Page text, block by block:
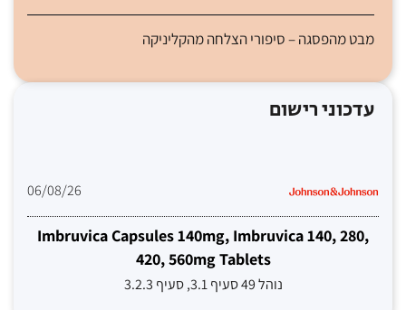
מבט מהפסגה – סיפורי הצלחה מהקליניקה
עדכוני רישום
06/08/26
Imbruvica Capsules 140mg, Imbruvica 140, 280,
420, 560mg Tablets
נוהל 49 סעיף 3.1, סעיף 3.2.3